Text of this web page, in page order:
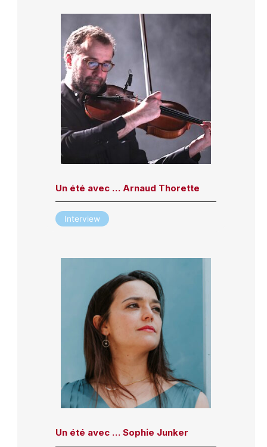
Un été avec … Arnaud Thorette
Interview
Un été avec … Sophie Junker